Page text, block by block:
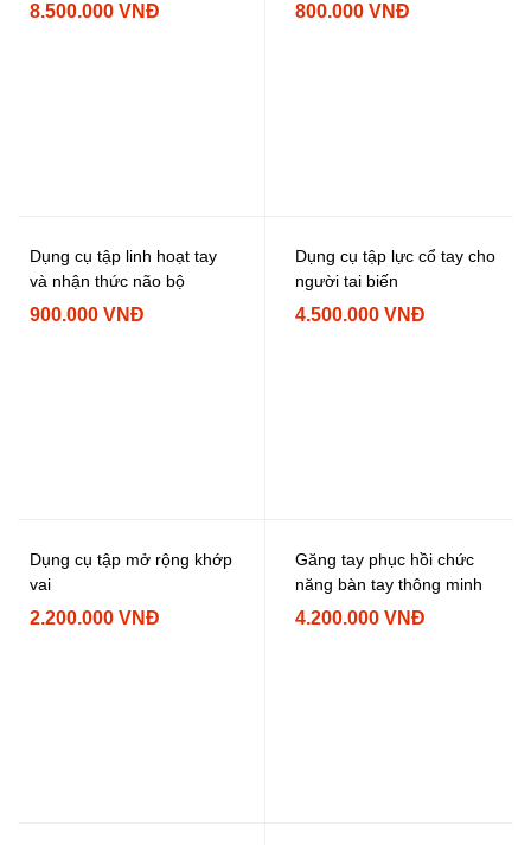
8.500.000 VNĐ 800.000 VNĐ
Dụng cụ tập linh hoạt tay
và nhận thức não bộ
900.000 VNĐ
Dụng cụ tập lực cổ tay cho
người tai biến
4.500.000 VNĐ
Dụng cụ tập mở rộng khớp
vai
2.200.000 VNĐ
Găng tay phục hồi chức
năng bàn tay thông minh
4.200.000 VNĐ